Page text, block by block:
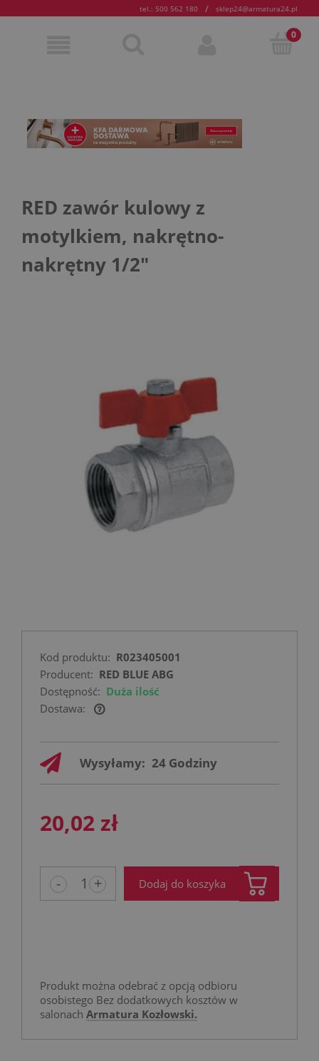
tel.: 500 562 180 / sklep24@armatura24.pl
RED zawór kulowy z
motylkiem, nakrętno-
nakrętny 1/2"
Kod produktu: R023405001
Producent: RED BLUE ABG
Dostępność: Duża ilość
Dostawa:
Cena nie zawiera ewentualnych kosztów
Wysyłamy: 24 Godziny
20,02 zł
- + Dodaj do koszyka
Produkt można odebrać z opcją odbioru
osobistego Bez dodatkowych kosztów w
salonach Armatura Kozłowski.